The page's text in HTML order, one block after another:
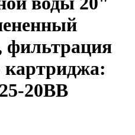
фильтрация
20ВВ